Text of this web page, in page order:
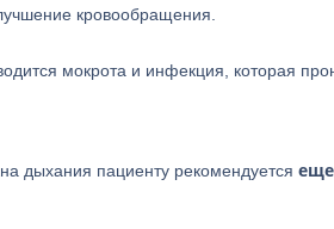
кровообращения.
мокрота и инфекция, которая
дыхания пациенту рекомендуется